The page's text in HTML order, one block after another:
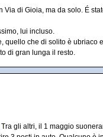
di Gioia, ma da solo. É
lui incluso.
quello che di solito è ubriaco
di gran lunga il resto.
Tra gli altri, il 1 maggio